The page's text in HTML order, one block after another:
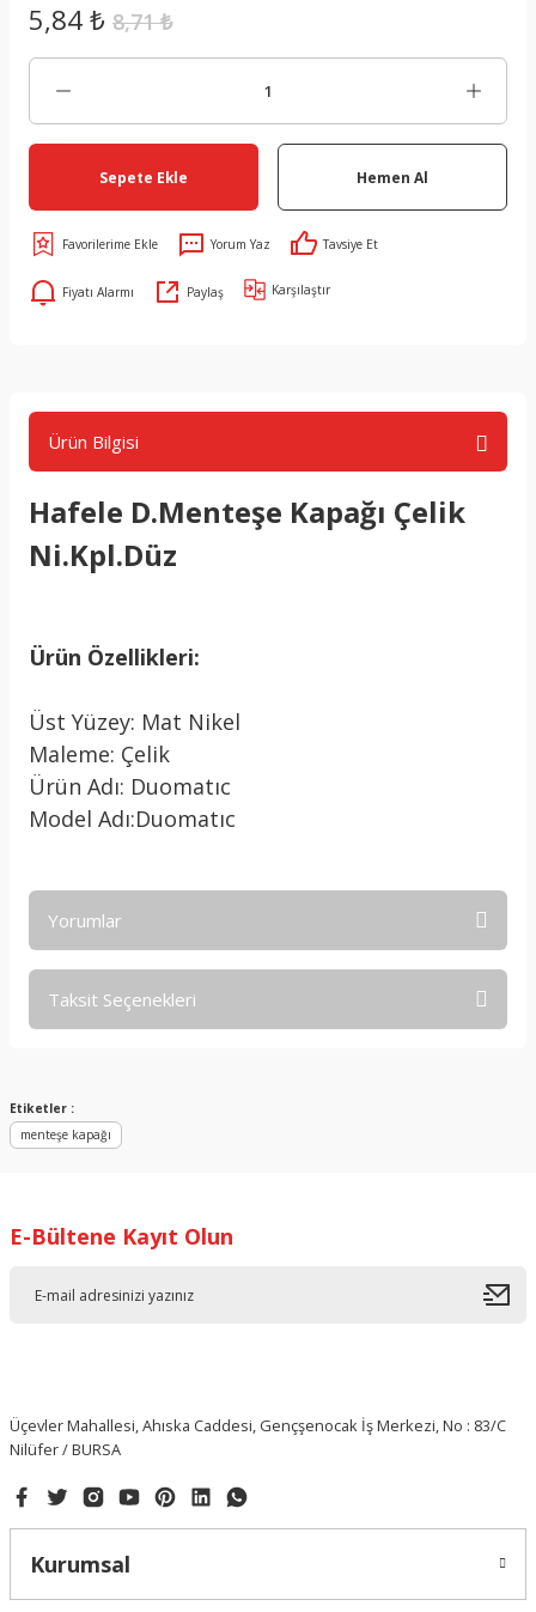
5,84 ₺ 8,71 ₺
Sepete Ekle Hemen Al
Yorum Yaz Tavsiye Et
Fiyatı Alarmı Paylaş Karşılaştır
Ürün Bilgisi
Hafele D.Menteşe Kapağı Çelik
Ni.Kpl.Düz
Ürün Özellikleri:
Üst Yüzey: Mat Nikel
Maleme: Çelik
Ürün Adı: Duomatıc
Model Adı:Duomatıc
Yorumlar
Taksit Seçenekleri
Etiketler :
menteşe kapağı
E-Bültene Kayıt Olun
Üçevler Mahallesi, Ahıska Caddesi, Gençşenocak İş Merkezi, No : 83/C
Nilüfer / BURSA
Kurumsal